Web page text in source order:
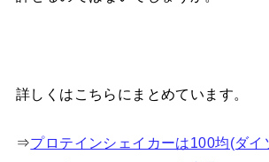
詳しくはこちらにまとめています。
⇒プロテインシェイカーは100均(ダイ